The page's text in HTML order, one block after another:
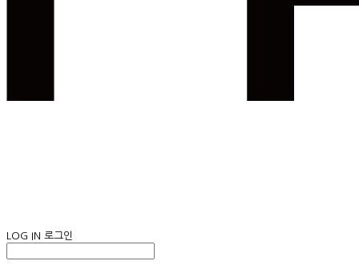
LOG IN 로그인